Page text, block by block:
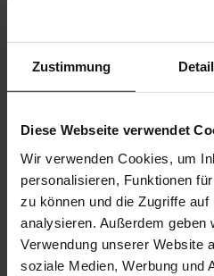
Zustimmung
Diese Webseite verwendet
Wir verwenden Cookies, um
personalisieren, Funktionen
zu können und die Zugriffe
analysieren. Außerdem geben
Verwendung unserer Website
soziale Medien, Werbung und
Creating an account has many
CUSTOMER SERVICE